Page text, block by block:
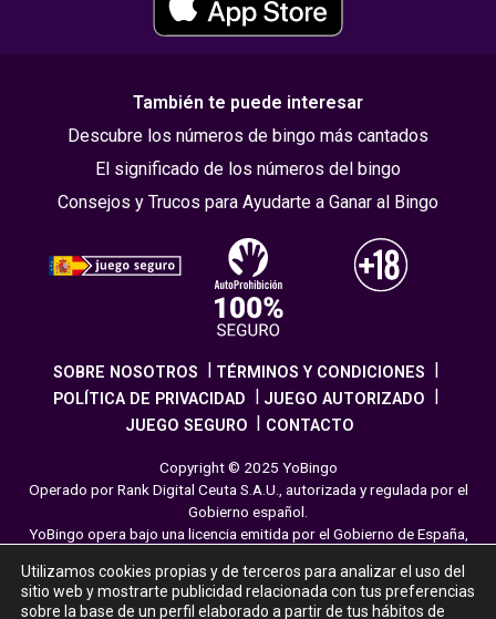
También te puede interesar
Descubre los números de bingo más cantados
El significado de los números del bingo
Consejos y Trucos para Ayudarte a Ganar al Bingo
SOBRE NOSOTROS
TÉRMINOS Y CONDICIONES
POLÍTICA DE PRIVACIDAD
JUEGO AUTORIZADO
JUEGO SEGURO
CONTACTO
Copyright © 2025 YoBingo
Operado por Rank Digital Ceuta S.A.U., autorizada y regulada por el
Gobierno español.
YoBingo opera bajo una licencia emitida por el Gobierno de España,
responsabilidad en los juegos online. El juego es una forma de
entretenimiento cuya finalidad es ofrecer diversión y emoción a los
Utilizamos cookies propias y de terceros para analizar el uso del
sitio web y mostrarte publicidad relacionada con tus preferencias
sobre la base de un perfil elaborado a partir de tus hábitos de